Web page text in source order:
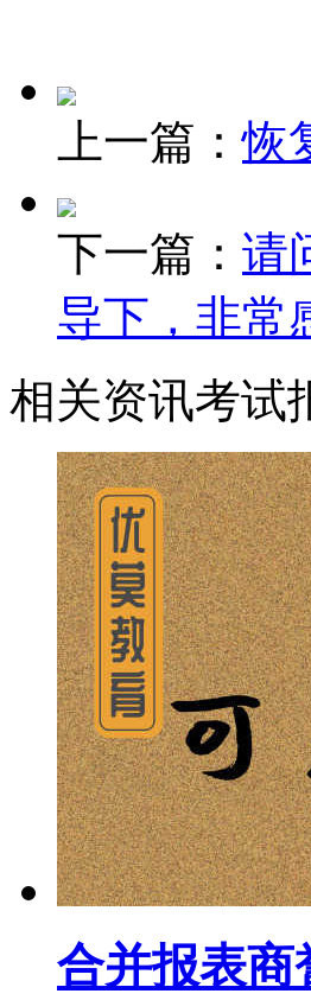
上一篇：恢
下一篇： 请
导下，非常
相关资讯考试
合并报表商